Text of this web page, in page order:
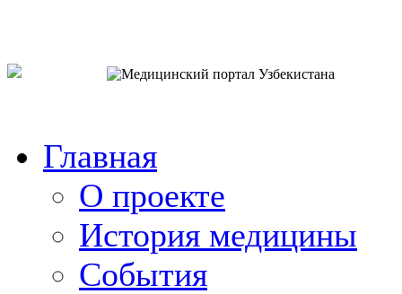
Главная
О проекте
История медицины
События